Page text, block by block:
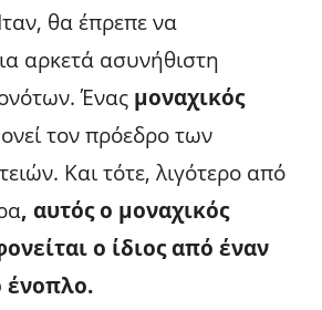
θα έπρεπε να
αρκετά ασυνήθιστη
Ένας μοναχικός
τον πρόεδρο των
Και τότε, λιγότερο από
, αυτός ο μοναχικός
ο ίδιος από έναν
ένοπλο.